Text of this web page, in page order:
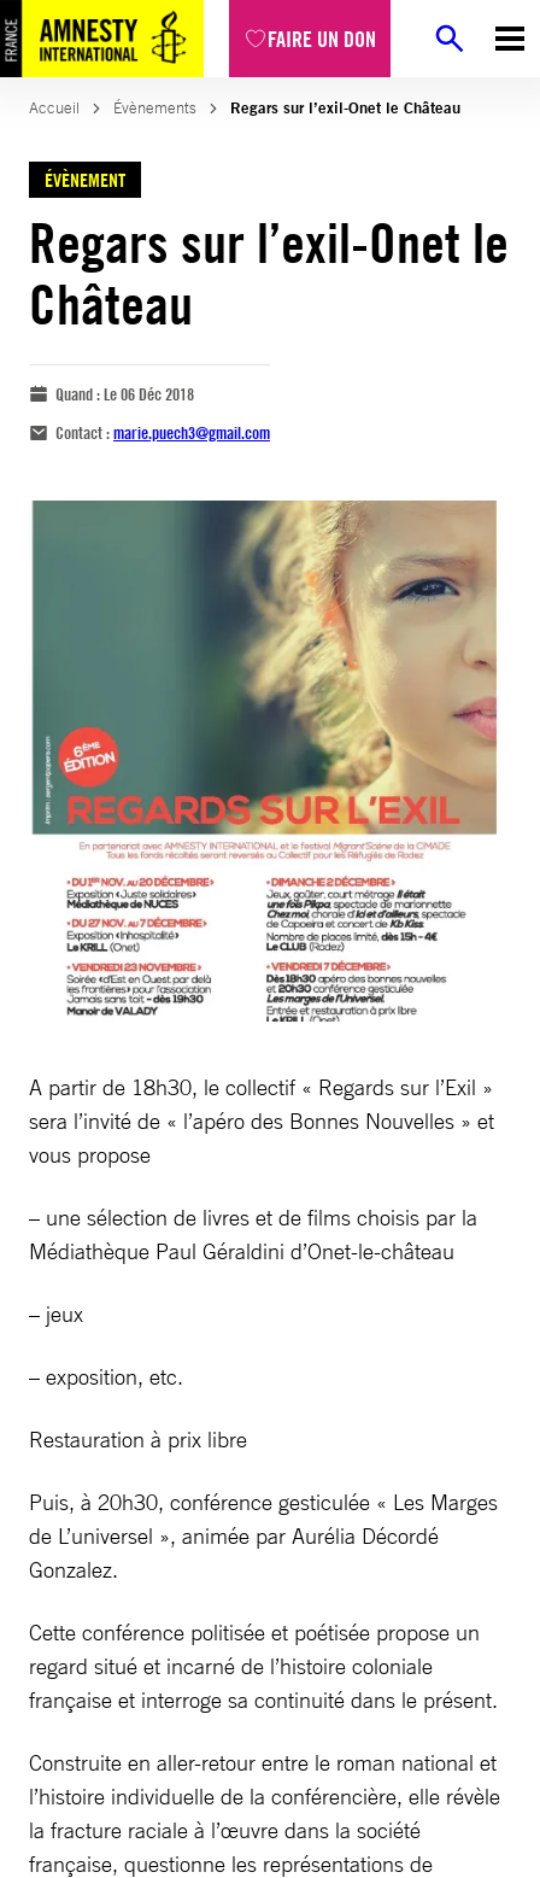
FAIRE UN DON
Accueil Évènements Regars sur l’exil-Onet le Château
ÉVÈNEMENT
Regars sur l’exil-Onet le
Château
Quand :Le 06 Déc 2018
Contact :marie.puech3@gmail.com
A partir de 18h30, le collectif « Regards sur l’Exil »
sera l’invité de « l’apéro des Bonnes Nouvelles » et
vous propose
– une sélection de livres et de films choisis par la
Médiathèque Paul Géraldini d’Onet-le-château
– jeux
– exposition, etc.
Restauration à prix libre
Puis, à 20h30, conférence gesticulée « Les Marges
de L’universel », animée par Aurélia Décordé
Gonzalez.
Cette conférence politisée et poétisée propose un
regard situé et incarné de l’histoire coloniale
française et interroge sa continuité dans le présent.
Construite en aller-retour entre le roman national et
l’histoire individuelle de la conférencière, elle révèle
la fracture raciale à l’œuvre dans la société
française, questionne les représentations de